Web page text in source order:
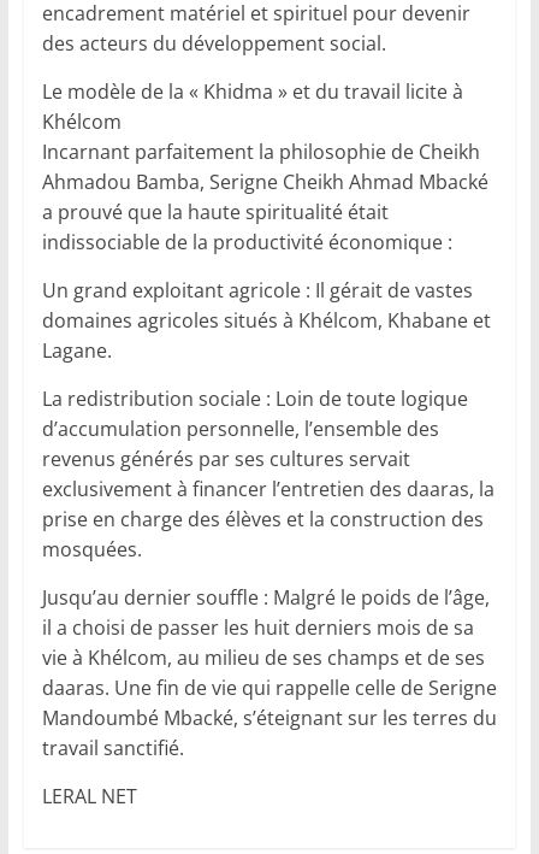
encadrement matériel et spirituel pour devenir
des acteurs du développement social.
Le modèle de la « Khidma » et du travail licite à
Khélcom
Incarnant parfaitement la philosophie de Cheikh
Ahmadou Bamba, Serigne Cheikh Ahmad Mbacké
a prouvé que la haute spiritualité était
indissociable de la productivité économique :
Un grand exploitant agricole : Il gérait de vastes
domaines agricoles situés à Khélcom, Khabane et
Lagane.
La redistribution sociale : Loin de toute logique
d’accumulation personnelle, l’ensemble des
revenus générés par ses cultures servait
exclusivement à financer l’entretien des daaras, la
prise en charge des élèves et la construction des
mosquées.
Jusqu’au dernier souffle : Malgré le poids de l’âge,
il a choisi de passer les huit derniers mois de sa
vie à Khélcom, au milieu de ses champs et de ses
daaras. Une fin de vie qui rappelle celle de Serigne
Mandoumbé Mbacké, s’éteignant sur les terres du
travail sanctifié.
LERAL NET